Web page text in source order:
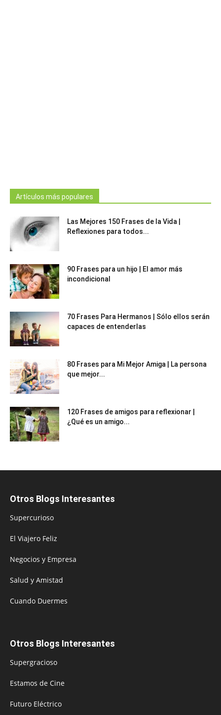
Artículos más populares
Las Mejores 150 Frases de la Vida |
Reflexiones para todos...
90 Frases para un hijo | El amor más
incondicional
70 Frases Para Hermanos | Sólo ellos serán
capaces de entenderlas
80 Frases para Mi Mejor Amiga | La persona
que mejor...
120 Frases de amigos para reflexionar |
¿Qué es un amigo...
Otros Blogs Interesantes
Supercurioso
El Viajero Feliz
Negocios y Empresa
Salud y Amistad
Cuando Duermes
Otros Blogs Interesantes
Supergracioso
Estamos de Cine
Futuro Eléctrico